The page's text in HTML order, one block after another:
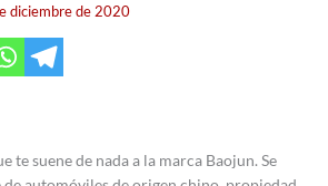
diciembre de 2020
te suene de nada a la marca Baojun. Se